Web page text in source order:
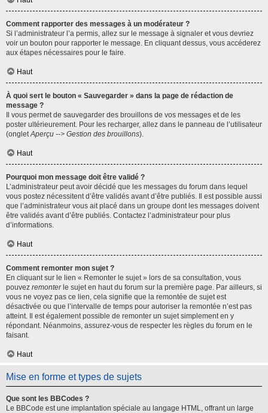
Comment rapporter des messages à un modérateur ?
Si l’administrateur l’a permis, allez sur le message à signaler et vous devriez
voir un bouton pour rapporter le message. En cliquant dessus, vous accéderez
aux étapes nécessaires pour le faire.
Haut
À quoi sert le bouton « Sauvegarder » dans la page de rédaction de
message ?
Il vous permet de sauvegarder des brouillons de vos messages et de les
poster ultérieurement. Pour les recharger, allez dans le panneau de l’utilisateur
(ongletAperçu --> Gestion des brouillons).
Haut
Pourquoi mon message doit être validé ?
L’administrateur peut avoir décidé que les messages du forum dans lequel
vous postez nécessitent d’être validés avant d’être publiés. Il est possible aussi
que l’administrateur vous ait placé dans un groupe dont les messages doivent
être validés avant d’être publiés. Contactez l’administrateur pour plus
d’informations.
Haut
Comment remonter mon sujet ?
En cliquant sur le lien « Remonter le sujet » lors de sa consultation, vous
pouvez remonterle sujet en haut du forum sur la première page. Par ailleurs, si
vous ne voyez pas ce lien, cela signifie que la remontée de sujet est
désactivée ou que l’intervalle de temps pour autoriser la remontée n’est pas
atteint. Il est également possible de remonter un sujet simplement en y
répondant. Néanmoins, assurez-vous de respecter les règles du forum en le
faisant.
Haut
Mise en forme et types de sujets
Que sont les BBCodes ?
Le BBCode est une implantation spéciale au langage HTML, offrant un large